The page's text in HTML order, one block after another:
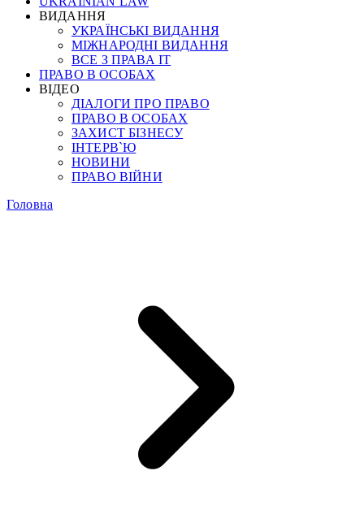
ВИДАННЯ
УКРАЇНСЬКІ ВИДАННЯ
МІЖНАРОДНІ ВИДАННЯ
ВСЕ З ПРАВА ІТ
ПРАВО В ОСОБАХ
ВІДЕО
ДІАЛОГИ ПРО ПРАВО
ПРАВО В ОСОБАХ
ЗАХИСТ БІЗНЕСУ
ІНТЕРВ`Ю
НОВИНИ
ПРАВО ВІЙНИ
Головна